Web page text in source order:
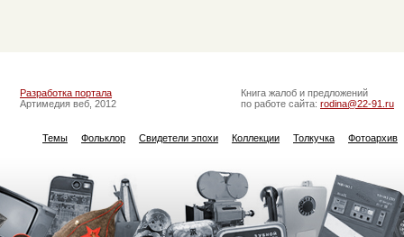
Разработка портала
Артимедия веб, 2012
Книга жалоб и предложений
по работе сайта: rodina@22-91.ru
Темы Фольклор Свидетели эпохи Коллекции Толкучка Фотоархив